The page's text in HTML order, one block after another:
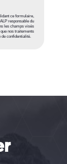
ce formulaire,
responsable du
les champs visés
nos traitements
de confidentialité.